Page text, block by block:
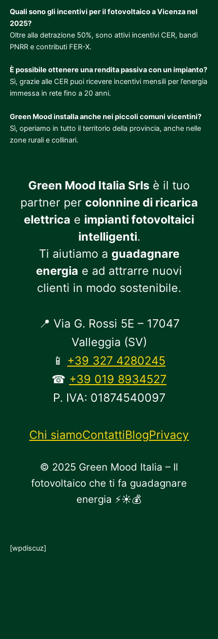
Quali sono gli incentivi per il fotovoltaico a Vicenza nel
2025?
Oltre alla detrazione 50%, sono attivi incentivi CER, bandi
PNRR e contributi FER-X.
È possibile ottenere una rendita passiva con un impianto?
Sì, grazie alle CER puoi ricevere incentivi mensili per l’energia
immessa in rete fino a 20 anni.
Green Mood installa anche nei piccoli comuni vicentini?
Sì, operiamo in tutto il territorio della provincia, anche nelle
zone rurali e collinari.
Green Mood Italia Srls è il tuo
partner per colonnine di ricarica
elettrica e impianti fotovoltaici
intelligenti.
Ti aiutiamo a guadagnare
energia e ad attrarre nuovi
clienti in modo sostenibile.
📍 Via G. Rossi 5E – 17047
Valleggia (SV)
📱 +39 327 4280245
☎ +39 019 8934527
P. IVA: 01874540097
Chi siamoContattiBlogPrivacy
© 2025 Green Mood Italia – Il
fotovoltaico che ti fa guadagnare
energia ⚡☀💰
[wpdiscuz]